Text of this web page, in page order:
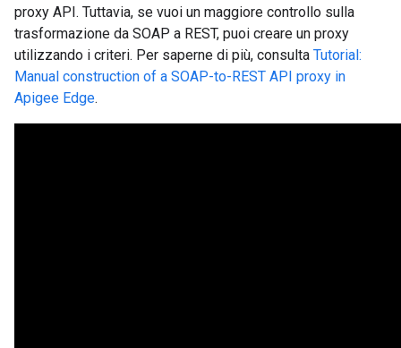
proxy API. Tuttavia, se vuoi un maggiore controllo sulla
trasformazione da SOAP a REST, puoi creare un proxy
utilizzando i criteri. Per saperne di più, consulta Tutorial:
Manual construction of a SOAP-to-REST API proxy in
Apigee Edge.